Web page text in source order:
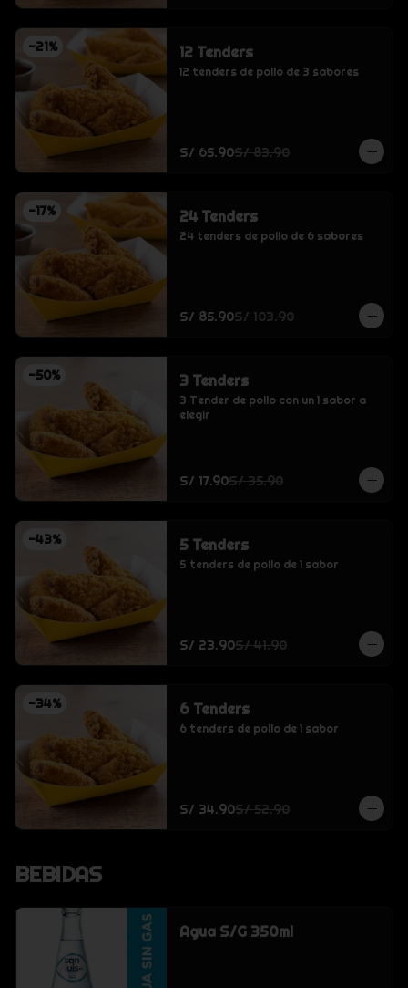
-21% 12 Tenders
12 tenders de pollo de 3 sabores
S/ 65.90S/ 83.90
-17% 24 Tenders
24 tenders de pollo de 6 sabores
S/ 85.90S/ 103.90
-50% 3 Tenders
3 Tender de pollo con un 1 sabor a
elegir
S/ 17.90S/ 35.90
-43% 5 Tenders
5 tenders de pollo de 1 sabor
S/ 23.90S/ 41.90
-34% 6 Tenders
6 tenders de pollo de 1 sabor
S/ 34.90S/ 52.90
BEBIDAS
Agua S/G 350ml